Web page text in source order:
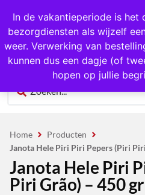
In de vakantieperiode is het
bezorgdiensten als wijzelf
weer. Verwerking van
kunnen dus een dagje (of
hopen op jullie
1000+
Home
Producten
Janota Hele Piri Piri Pepers (Piri
Janota Hele Piri
Piri Grão) – 450 gr